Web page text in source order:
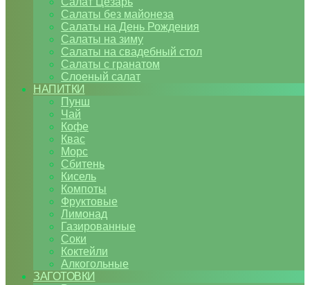
Салаты без майонеза
Салаты на День Рождения
Салаты на зиму
Салаты на свадебный стол
Салаты с гранатом
Слоеный салат
НАПИТКИ
Пунш
Чай
Кофе
Квас
Морс
Сбитень
Кисель
Компоты
Фруктовые
Лимонад
Газированные
Соки
Коктейли
Алкогольные
ЗАГОТОВКИ